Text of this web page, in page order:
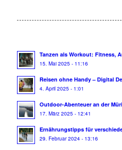
Tanzen als Workout: Fitness,
15. Mai 2025 - 11:16
Reisen ohne Handy – Digital
4. April 2025 - 1:01
Outdoor-Abenteuer an der
17. März 2025 - 12:41
Ernährungstipps für
29. Februar 2024 - 13:16